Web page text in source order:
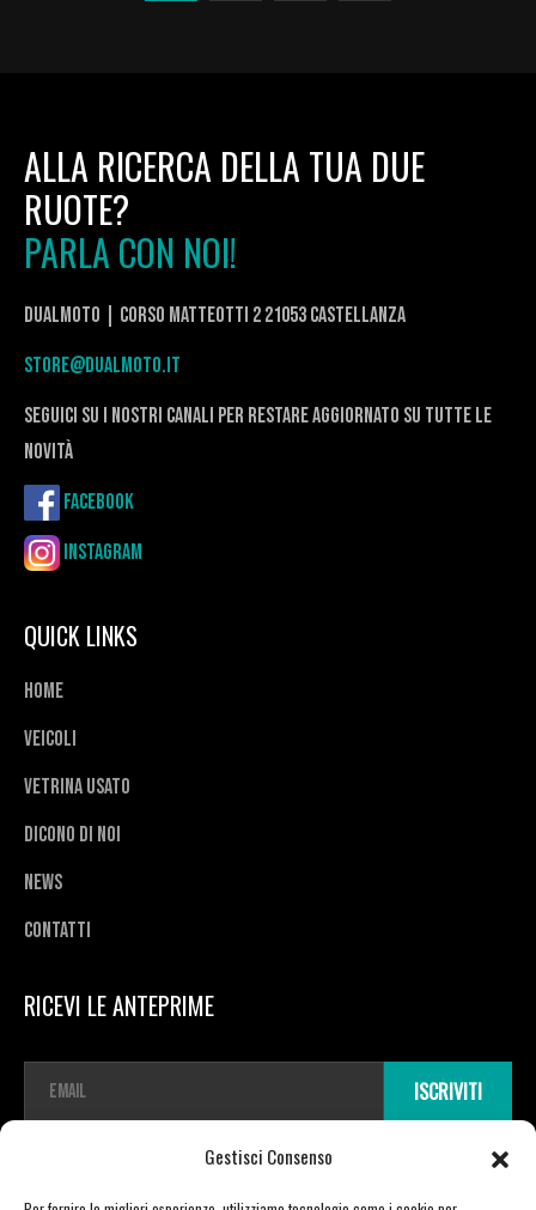
Gestisci Consenso
ALLA RICERCA DELLA TUA DUE
RUOTE?
PARLA CON NOI!
DualMoto | corso Matteotti 2 21053 Castellanza
store@dualmoto.it
seguici su i nostri canali per restare aggiornato su tutte le
novità
Facebook
Instagram
QUICK LINKS
Home
Veicoli
Vetrina usato
Dicono di noi
News
Contatti
RICEVI LE ANTEPRIME
a
ISCRIVITI